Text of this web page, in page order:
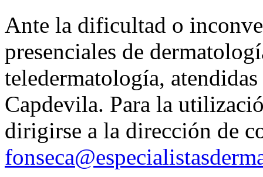
Ante la dificultad o
presenciales de
teledermatología,
Capdevila. Para la
dirigirse a la dirección de